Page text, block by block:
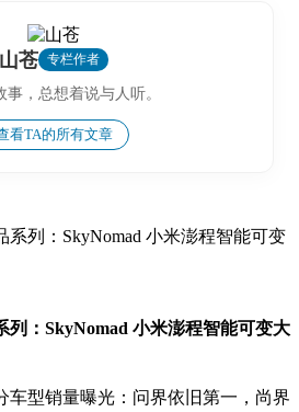
山苍 专栏作者
事，总想着说与人听。
看TA的所有文章
列：SkyNomad 小米澎程智能可变大